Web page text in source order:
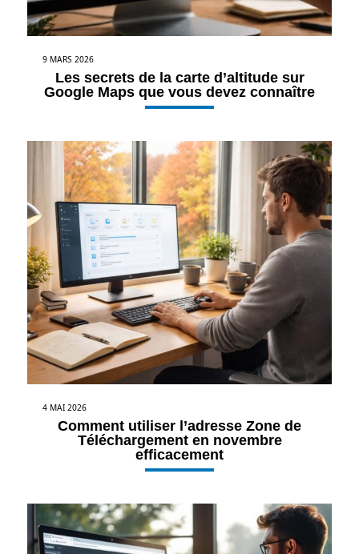
9 MARS 2026
Les secrets de la carte d’altitude sur
Google Maps que vous devez connaître
4 MAI 2026
Comment utiliser l’adresse Zone de
Téléchargement en novembre
efficacement